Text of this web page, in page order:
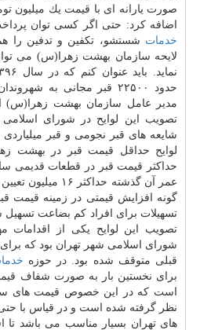
صورت یارانه ای با قیمت یك میلیون
اضافه كرد: حتی اگر كسی توان
خدمات شستشو، تكفین و تدفین را
حدود ۲۲۵۰۰ قبر مجانی به
مدیر عامل سازمان بهشت زهرا(س)
تصویب این لوایح در شورای
شایعه های قبر نجومی و قبر
لوایح حداقل قیمت قبر در بهشت
عمر آن گذشته
گونه افزایش قیمتی در زمینه قیمت
تسهیلات برای افراد كم بضاعت
تصویب این لوایح یكی از اقدامات
شورای اسلامی شهر تهران بود كه
قبلی متوقف شده بود. در حوزه
برای نخستین بار به صورت شفاف
است كه در این خصوص قیمت های
نظر گرفته شده است و در قیاس با
های تهران بسیار مناسب می باشد تا